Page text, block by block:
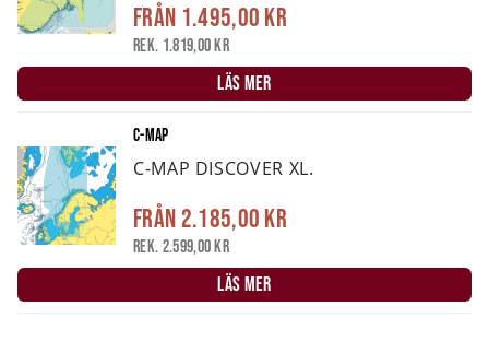
Från 1.495,00 kr
Rek. 1.819,00 kr
LÄS MER
C-MAP
C-MAP DISCOVER XL.
Från 2.185,00 kr
Rek. 2.599,00 kr
LÄS MER